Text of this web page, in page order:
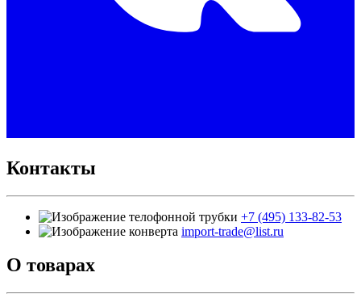
Контакты
+7 (495) 133-82-53
import-trade@list.ru
О товарах